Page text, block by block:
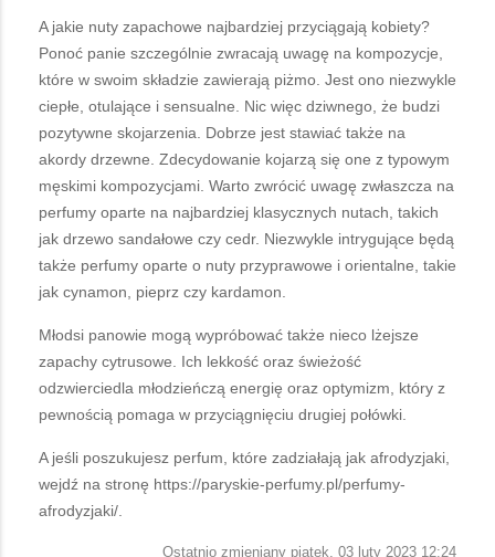
A jakie nuty zapachowe najbardziej przyciągają kobiety?
Ponoć panie szczególnie zwracają uwagę na kompozycje,
które w swoim składzie zawierają piżmo. Jest ono niezwykle
ciepłe, otulające i sensualne. Nic więc dziwnego, że budzi
pozytywne skojarzenia. Dobrze jest stawiać także na
akordy drzewne. Zdecydowanie kojarzą się one z typowym
męskimi kompozycjami. Warto zwrócić uwagę zwłaszcza na
perfumy oparte na najbardziej klasycznych nutach, takich
jak drzewo sandałowe czy cedr. Niezwykle intrygujące będą
także perfumy oparte o nuty przyprawowe i orientalne, takie
jak cynamon, pieprz czy kardamon.
Młodsi panowie mogą wypróbować także nieco lżejsze
zapachy cytrusowe. Ich lekkość oraz świeżość
odzwierciedla młodzieńczą energię oraz optymizm, który z
pewnością pomaga w przyciągnięciu drugiej połówki.
A jeśli poszukujesz perfum, które zadziałają jak afrodyzjaki,
wejdź na stronę https://paryskie-perfumy.pl/perfumy-
afrodyzjaki/.
Ostatnio zmieniany piątek, 03 luty 2023 12:24